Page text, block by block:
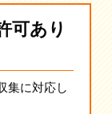
可あり
集に対応し